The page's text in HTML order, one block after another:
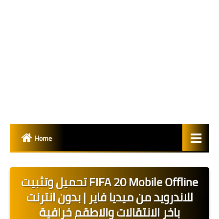
Home
أحدث الباتشات
وجوة الاعبين - PES
FACES
تحميل وتثبيت FIFA 20 Mobile Offline
للاندرويد من ميديا فاير | بدون انترنت
باخر الانتقالات والاطقم خرافية